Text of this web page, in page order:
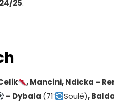
25.
, Mancini, Ndicka –
– Dybala (71’ Soulé),